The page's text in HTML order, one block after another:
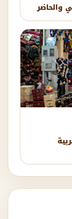
والحاضر